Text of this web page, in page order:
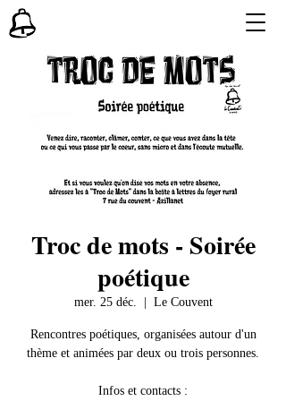
Troc de mots - Soirée
poétique
mer. 25 déc. Le Couvent
Rencontres poétiques, organisées autour d'un
thème et animées par deux ou trois personnes.
​Infos et contacts :